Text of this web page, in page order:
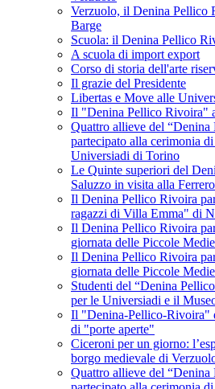
Verzuolo, il Denina Pellico
Barge
Scuola: il Denina Pellico
A scuola di import export
Corso di storia dell'arte
Il grazie del Presidente
Libertas e Move alle
Il "Denina Pellico Rivoira"
Quattro allieve del
partecipato alla cerimonia
Universiadi di Torino
Le Quinte superiori del
Saluzzo in visita alla
Il Denina Pellico Rivoira
ragazzi di Villa Emma" di
Il Denina Pellico Rivoira
giornata delle Piccole
Il Denina Pellico Rivoira
giornata delle Piccole
Studenti del “Denina
per le Universiadi e il
Il "Denina-Pellico-Rivoira"
di "porte aperte"
Ciceroni per un giorno:
borgo medievale di
Quattro allieve del